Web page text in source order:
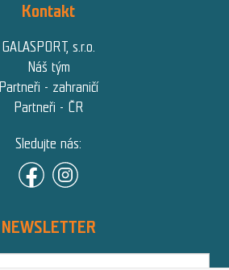
Kontakt
GALASPORT, s.r.o.
Náš tým
Partneři - zahraničí
Partneři - ČR
Sledujte nás:
NEWSLETTER